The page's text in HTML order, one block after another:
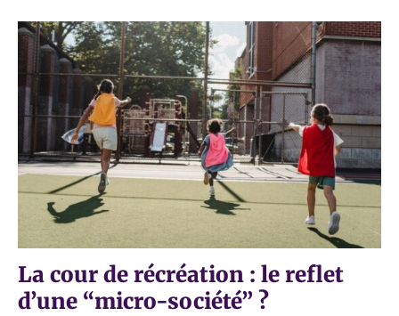
La cour de récréation : le reflet
d’une “micro-société” ?